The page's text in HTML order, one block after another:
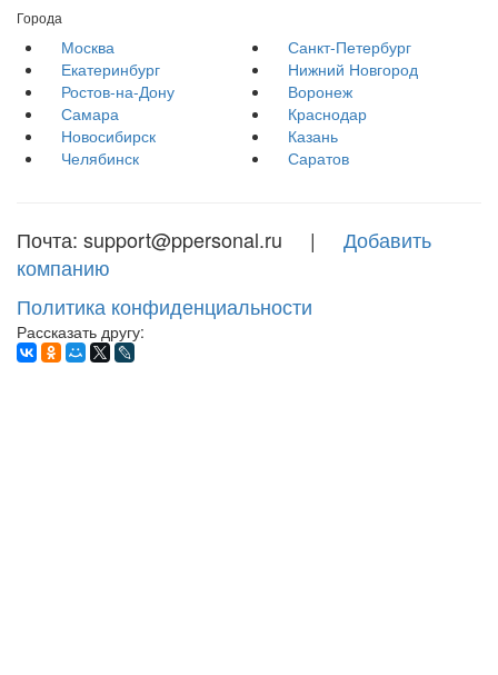
Города
Москва
Санкт-Петербург
Екатеринбург
Нижний Новгород
Ростов-на-Дону
Воронеж
Самара
Краснодар
Новосибирск
Казань
Челябинск
Саратов
Почта: support@ppersonal.ru | Добавить
компанию
Политика конфиденциальности
Рассказать другу: